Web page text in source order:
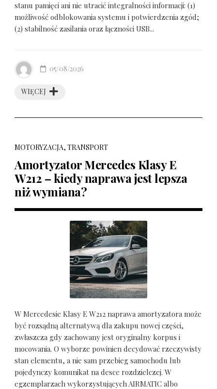
stanu pamięci ani nie utracić integralności informacji: (1)
możliwość odblokowania systemu i potwierdzenia zgód;
(2) stabilność zasilania oraz łączności USB...
WIĘCEJ
05/08/2026
MOTORYZACJA, TRANSPORT
Amortyzator Mercedes Klasy E
W212 – kiedy naprawa jest lepsza
niż wymiana?
W Mercedesie Klasy E W212 naprawa amortyzatora może
być rozsądną alternatywą dla zakupu nowej części,
zwłaszcza gdy zachowany jest oryginalny korpus i
mocowania. O wyborze powinien decydować rzeczywisty
stan elementu, a nie sam przebieg samochodu lub
pojedynczy komunikat na desce rozdzielczej. W
egzemplarzach wykorzystujących AIRMATIC albo